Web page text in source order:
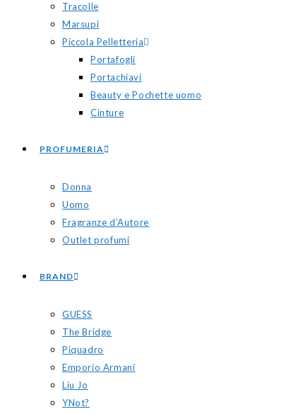
Tracolle
Marsupi
Piccola Pelletteria
Portafogli
Portachiavi
Beauty e Pochette uomo
Cinture
PROFUMERIA
Donna
Uomo
Fragranze d’Autore
Outlet profumi
BRAND
GUESS
The Bridge
Piquadro
Emporio Armani
Liu Jo
YNot?